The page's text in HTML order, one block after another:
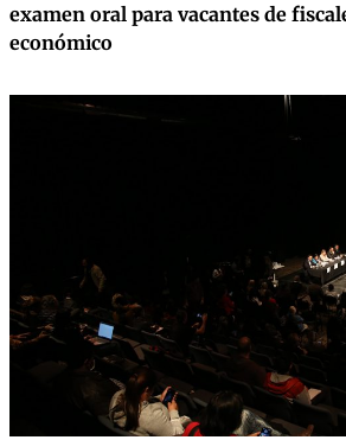
examen oral para vacantes de
económico